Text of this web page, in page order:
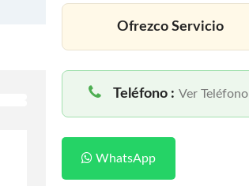
Ofrezco Servicio
Teléfono : Ver Teléfono
WhatsApp